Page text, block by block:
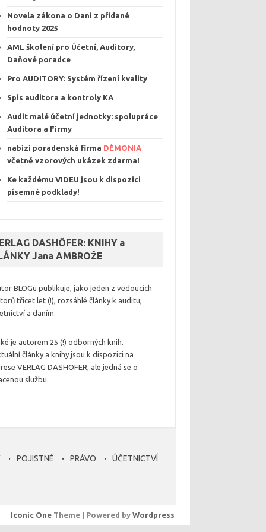
Novela zákona o Dani z přidané
hodnoty 2025
AML školení pro Účetní, Auditory,
Daňové poradce
Pro AUDITORY: Systém řízení kvality
Spis auditora a kontroly KA
Audit malé účetní jednotky: spolupráce
Auditora a Firmy
nabízí poradenská firma DÉMONIA
včetně vzorových ukázek zdarma!
Ke každému VIDEU jsou k dispozici
písemné podklady!
DASHÖFER: KNIHY a
Jana AMBROŽE
BLOGu publikuje, jako jeden z vedoucích
třicet let (!), rozsáhlé články k auditu,
a daním.
je autorem 25 (!) odborných knih.
články a knihy jsou k dispozici na
VERLAG DASHOFER, ale jedná se o
službu.
POJISTNÉ PRÁVO ÚČETNICTVÍ
Iconic One Theme | Powered by Wordpress